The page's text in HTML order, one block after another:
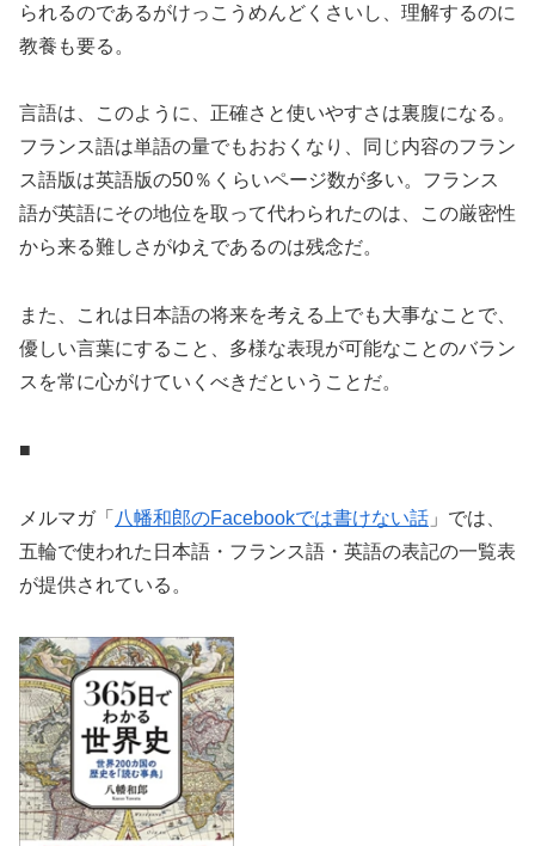
られるのであるがけっこうめんどくさいし、理解するのに
教養も要る。
言語は、このように、正確さと使いやすさは裏腹になる。
フランス語は単語の量でもおおくなり、同じ内容のフラン
ス語版は英語版の50％くらいページ数が多い。フランス
語が英語にその地位を取って代わられたのは、この厳密性
から来る難しさがゆえであるのは残念だ。
また、これは日本語の将来を考える上でも大事なことで、
優しい言葉にすること、多様な表現が可能なことのバラン
スを常に心がけていくべきだということだ。
■
メルマガ「 八幡和郎のFacebookでは書けない話 」では、
五輪で使われた日本語・フランス語・英語の表記の一覧表
が提供されている。